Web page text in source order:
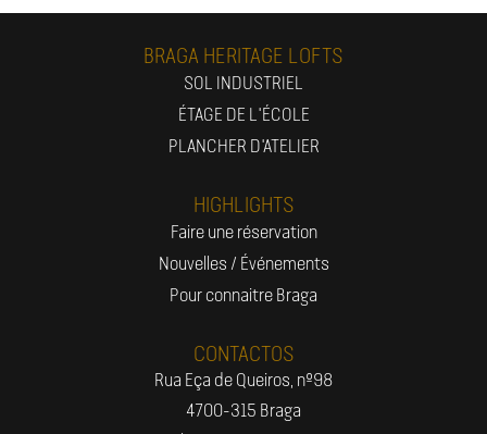
BRAGA HERITAGE LOFTS
SOL INDUSTRIEL
ÉTAGE DE L'ÉCOLE
PLANCHER D'ATELIER
HIGHLIGHTS
Faire une réservation
Nouvelles / Événements
Pour connaitre Braga
CONTACTOS
Rua Eça de Queiros, nº98
4700-315 Braga